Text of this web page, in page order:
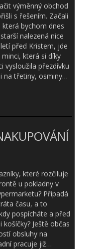
výměnný obchod
s řešením. Začali
bychom dnes
nalezená nice
před Kristem, jde
která si díky
vysloužila přezdívku
na třetiny, osminy…
které rozčiluje
u pokladny v
Připadá
času, a to
pospícháte a před
Ještě občas
obsluhy na
pracuje již…